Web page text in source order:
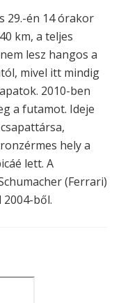
29.-én 14 órakor
km, a teljes
lesz hangos a
mivel itt mindig
2010-ben
a futamot. Ideje
hely a
lett. A
(Ferrari)
2004-ből.